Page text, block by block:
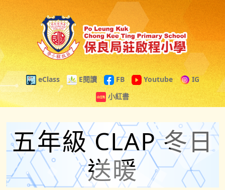
eClass E閱讀 FB Youtube
IG
小紅書
五年級 CLAP 冬日
送暖